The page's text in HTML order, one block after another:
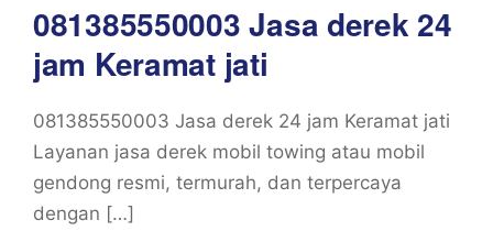
081385550003 Jasa derek 24
jam Keramat jati
081385550003 Jasa derek 24 jam Keramat jati
Layanan jasa derek mobil towing atau mobil
gendong resmi, termurah, dan terpercaya
dengan […]